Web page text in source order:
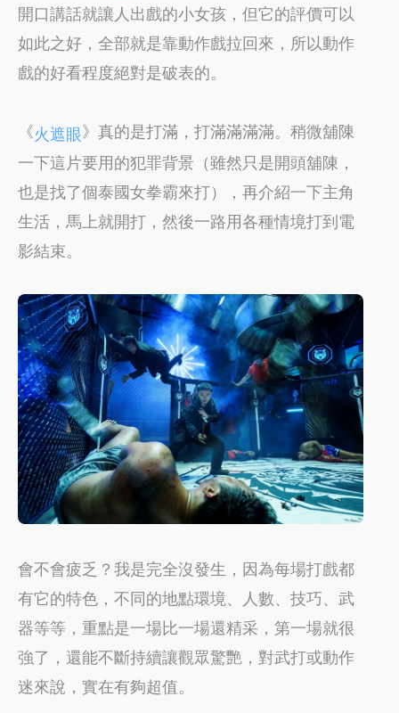
開口講話就讓人出戲的小女孩，但它的評價可以
如此之好，全部就是靠動作戲拉回來，所以動作
戲的好看程度絕對是破表的。
《火遮眼》真的是打滿，打滿滿滿滿。稍微舖陳
一下這片要用的犯罪背景（雖然只是開頭舖陳，
也是找了個泰國女拳霸來打），再介紹一下主角
生活，馬上就開打，然後一路用各種情境打到電
影結束。
會不會疲乏？我是完全沒發生，因為每場打戲都
有它的特色，不同的地點環境、人數、技巧、武
器等等，重點是一場比一場還精采，第一場就很
強了，還能不斷持續讓觀眾驚艷，對武打或動作
迷來說，實在有夠超值。